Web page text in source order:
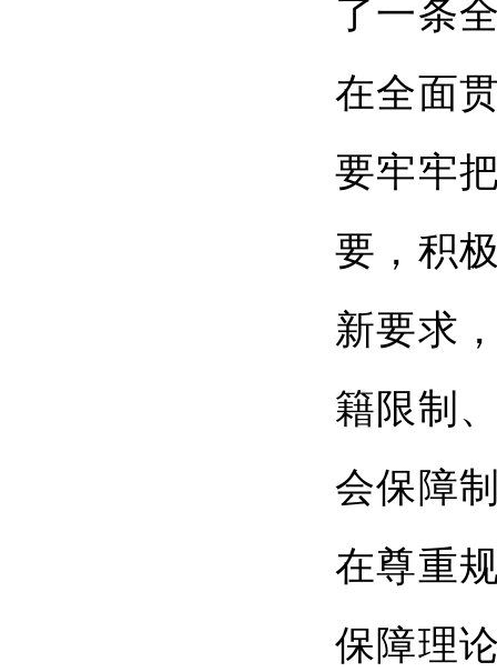
了一条
在全面
要牢牢
要，积
新要求
籍限制
会保障
在尊重
保障理